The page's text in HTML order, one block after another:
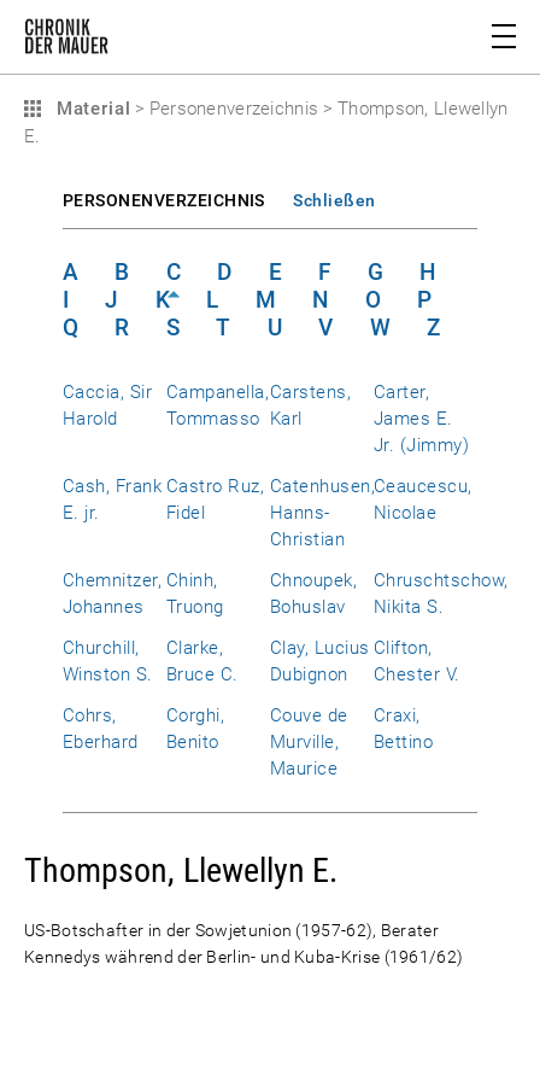
Material > Personenverzeichnis > Thompson, Llewellyn
E.
PERSONENVERZEICHNIS Schließen
A B C D E F G
H
I
J K L M N O
P
Q
R S T U V W Z
Caccia, Sir
Harold
Campanella,
Tommasso
Carstens,
Karl
Carter,
James E.
Jr. (Jimmy)
Cash, Frank
E. jr.
Castro Ruz,
Fidel
Catenhusen,
Hanns-
Christian
Ceaucescu,
Nicolae
Chemnitzer,
Johannes
Chinh,
Truong
Chnoupek,
Bohuslav
Chruschtschow,
Nikita S.
Churchill,
Winston S.
Clarke,
Bruce C.
Clay, Lucius
Dubignon
Clifton,
Chester V.
Cohrs,
Eberhard
Corghi,
Benito
Couve de
Murville,
Maurice
Craxi,
Bettino
Thompson, Llewellyn E.
US-Botschafter in der Sowjetunion (1957-62), Berater
Kennedys während der Berlin- und Kuba-Krise (1961/62)